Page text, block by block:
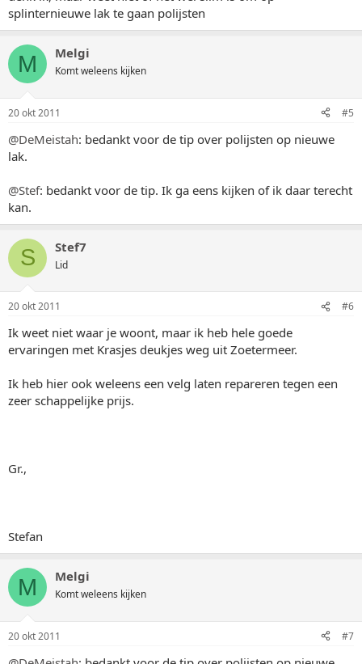
splinternieuwe lak te gaan polijsten
M Melgi
Komt weleens kijken
20 okt 2011 #5
@DeMeistah: bedankt voor de tip over polijsten op nieuwe
lak.
@Stef: bedankt voor de tip. Ik ga eens kijken of ik daar terecht
kan.
S Stef7
Lid
20 okt 2011 #6
Ik weet niet waar je woont, maar ik heb hele goede
ervaringen met Krasjes deukjes weg uit Zoetermeer.
Ik heb hier ook weleens een velg laten repareren tegen een
zeer schappelijke prijs.
Gr.,
Stefan
M Melgi
Komt weleens kijken
20 okt 2011 #7